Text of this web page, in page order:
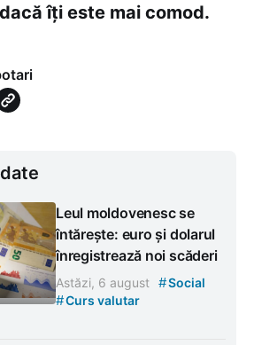
dacă îți este mai comod.
Leul moldovenesc se
întărește: euro și dolarul
înregistrează noi scăderi
Astăzi, 6 august #Social
#Curs valutar